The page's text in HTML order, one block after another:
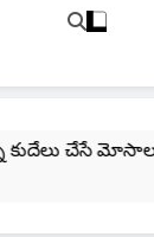
చేసే మోసాలు..!!